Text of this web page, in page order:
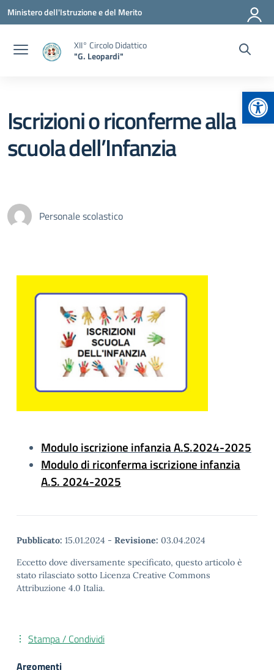
Vai ai contenuti
Vai al menu di navigazione
Vai al footer
Ministero dell'Istruzione e del Merito
XII° Circolo Didattico
"G. Leopardi"
Iscrizioni o riconferme alla
scuola dell’Infanzia
Personale scolastico
Modulo iscrizione infanzia A.S.2024-2025
Modulo di riconferma iscrizione infanzia
A.S. 2024-2025
Pubblicato: 15.01.2024 - Revisione: 03.04.2024
Eccetto dove diversamente specificato, questo articolo è
stato rilasciato sotto Licenza Creative Commons
Attribuzione 4.0 Italia.
Stampa / Condividi
Argomenti